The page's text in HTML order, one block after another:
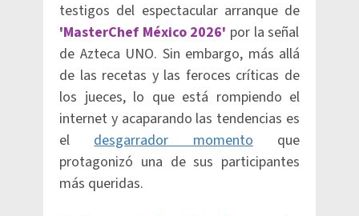
testigos del espectacular arranque de
'MasterChef México 2026' por la señal
de Azteca UNO. Sin embargo, más allá
de las recetas y las feroces críticas de
los jueces, lo que está rompiendo el
internet y acaparando las tendencias es
eldesgarrador momentoque
protagonizó una de sus participantes
más queridas.